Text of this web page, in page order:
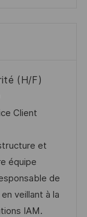
(H/F)
Client
et
équipe
de
veillant à la
IAM.